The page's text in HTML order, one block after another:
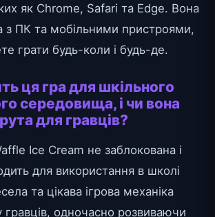
як Chrome, Safari та Edge. Вона
з ПК та мобільними пристроями,
грати будь-коли і будь-де.
ця гра для шкільного
середовища, і чи вона
для гравців?
Ice Cream не заблокована і
для використання в школі
та цікава ігрова механіка
гравців, одночасно розвиваючи